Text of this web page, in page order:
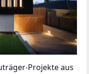
Projekte aus